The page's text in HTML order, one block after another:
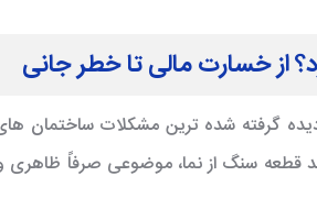
از خسارت مالی تا خطر جانی
گرفته شده ترین مشکلات ساختمان
قطعه سنگ از نما، موضوعی صرفاً